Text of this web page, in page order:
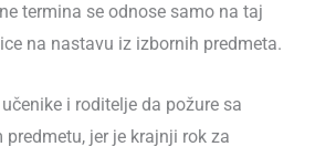
termina se odnose samo na taj
na nastavu iz izbornih predmeta.
i roditelje da požure sa
jer je krajnji rok za